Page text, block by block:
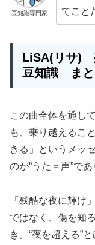
豆知識専門家
てこと
LiSA(リサ)
豆知識 ま
この曲全体を通し
も、乗り越えるこ
きる」というメッ
のが“うた＝声”で
「残酷な夜に輝け
ではなく、傷を知
き。“夜を超える”